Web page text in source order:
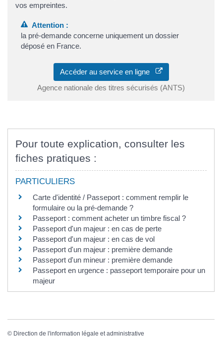
vos empreintes.
Attention :
la pré-demande concerne uniquement un dossier
déposé en France.
Accéder au service en ligne
Agence nationale des titres sécurisés (ANTS)
Pour toute explication, consulter les
fiches pratiques :
PARTICULIERS
Carte d'identité / Passeport : comment remplir le
formulaire ou la pré-demande ?
Passeport : comment acheter un timbre fiscal ?
Passeport d'un majeur : en cas de perte
Passeport d'un majeur : en cas de vol
Passeport d'un majeur : première demande
Passeport d'un mineur : première demande
Passeport en urgence : passeport temporaire pour un
majeur
© Direction de l'information légale et administrative